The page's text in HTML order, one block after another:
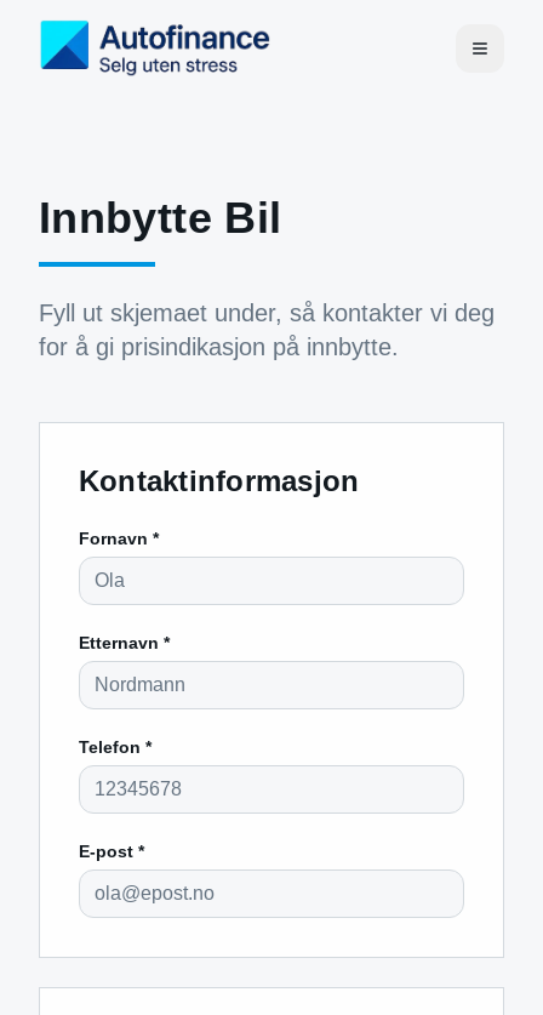
Innbytte Bil
Fyll ut skjemaet under, så kontakter vi deg
for å gi prisindikasjon på innbytte.
Kontaktinformasjon
Fornavn *
Etternavn *
Telefon *
E-post *